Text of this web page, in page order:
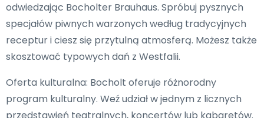
odwiedzając Bocholter Brauhaus. Spróbuj pysznych
specjałów piwnych warzonych według tradycyjnych
receptur i ciesz się przytulną atmosferą. Możesz także
skosztować typowych dań z Westfalii.
Oferta kulturalna: Bocholt oferuje różnorodny
program kulturalny. Weź udział w jednym z licznych